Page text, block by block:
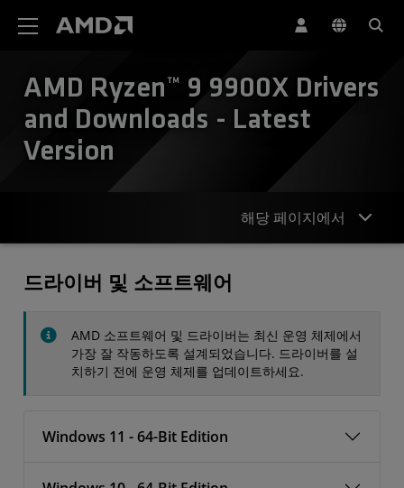
AMD Ryzen™ 9 9900X Drivers
and Downloads - Latest
Version
해당 페이지에서
연락처
드라이버 및 소프트웨어
AMD 소프트웨어 및 드라이버는 최신 운영 체제에서
가장 잘 작동하도록 설계되었습니다. 드라이버를 설
치하기 전에 운영 체제를 업데이트하세요.
Windows 11 - 64-Bit Edition